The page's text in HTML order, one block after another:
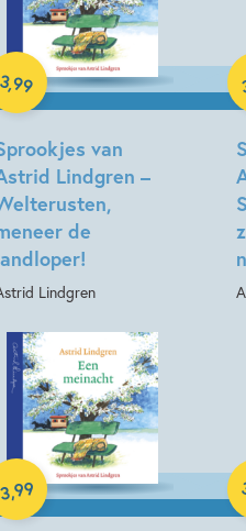
Kenmerken
3 – 5 jaar
Luisterboeken
van
Lindgren –
de
Lindgren
3,99
Luisterboek
3,99
Luisterboek